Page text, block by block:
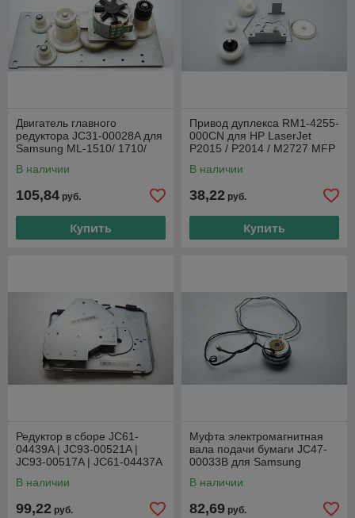
Двигатель главного
редуктора JC31-00028A для
Samsung ML-1510/ 1710/
4200/ Phaser 3130/
В наличии
105,84 руб.
Купить
Привод дуплекса RM1-4255-
000CN для HP LaserJet
P2015 / P2014 / M2727 MFP
В наличии
38,22 руб.
Купить
Редуктор в сборе JC61-
04439A | JC93-00521A |
JC93-00517A | JC61-04437A
ML-2160
В наличии
99,22 руб.
Муфта электромагнитная
вала подачи бумаги JC47-
00033B для Samsung
В наличии
82,69 руб.